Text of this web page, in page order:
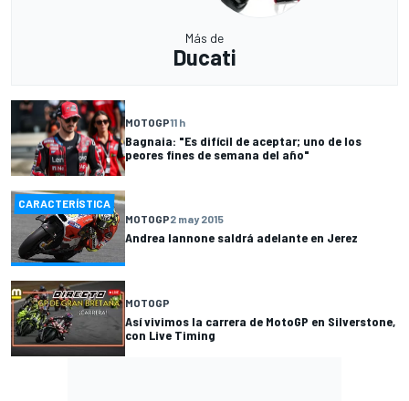
Más de
Ducati
MOTOGP11 h
Bagnaia: "Es difícil de aceptar; uno de los
peores fines de semana del año"
CARACTERÍSTICA
MOTOGP2 may 2015
Andrea Iannone saldrá adelante en Jerez
MOTOGP
Así vivimos la carrera de MotoGP en Silverstone,
con Live Timing